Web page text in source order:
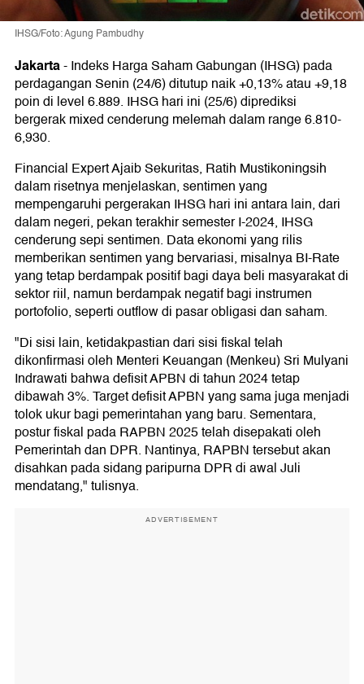
IHSG/Foto: Agung Pambudhy
Jakarta-Indeks Harga Saham Gabungan (IHSG) pada
perdagangan Senin (24/6) ditutup naik +0,13% atau +9,18
poin di level 6.889. IHSG hari ini (25/6) diprediksi
bergerak mixed cenderung melemah dalam range 6.810-
6,930.
Financial Expert Ajaib Sekuritas, Ratih Mustikoningsih
dalam risetnya menjelaskan, sentimen yang
mempengaruhi pergerakan IHSG hari ini antara lain, dari
dalam negeri, pekan terakhir semester I-2024, IHSG
cenderung sepi sentimen. Data ekonomi yang rilis
memberikan sentimen yang bervariasi, misalnya BI-Rate
yang tetap berdampak positif bagi daya beli masyarakat di
sektor riil, namun berdampak negatif bagi instrumen
portofolio, seperti outflow di pasar obligasi dan saham.
"Di sisi lain, ketidakpastian dari sisi fiskal telah
dikonfirmasi oleh Menteri Keuangan (Menkeu) Sri Mulyani
Indrawati bahwa defisit APBN di tahun 2024 tetap
dibawah 3%. Target defisit APBN yang sama juga menjadi
tolok ukur bagi pemerintahan yang baru. Sementara,
postur fiskal pada RAPBN 2025 telah disepakati oleh
Pemerintah dan DPR. Nantinya, RAPBN tersebut akan
disahkan pada sidang paripurna DPR di awal Juli
mendatang," tulisnya.
ADVERTISEMENT